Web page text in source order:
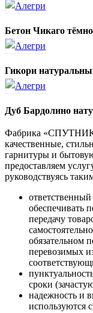
Бетон Чикаго
Гикори
Дуб Бардолино
Фабрика «СПУТНИК
качественные,
гарнитуры и
предоставляем
руководствуясь
обеспечивать
передачу
обязательном
перевозимых
сроки
надежность и
используются